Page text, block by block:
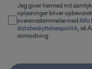
Jeg giver hermed mit
oplysninger bliver
overensstemmelse medAlfa
databeskyttelsespolitik, så
anmodning.